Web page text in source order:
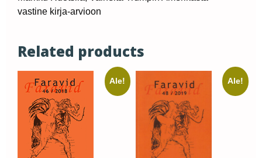
vastine kirja-arvioon
Related products
Ale! Ale!